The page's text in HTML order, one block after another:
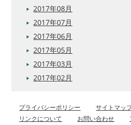
2017年08月
2017年07月
2017年06月
2017年05月
2017年03月
2017年02月
プライバシーポリシー サイトマッ
リンクについて
お問い合わせ